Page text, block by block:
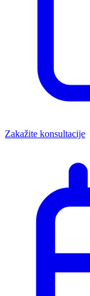
Zakažite konsultacije